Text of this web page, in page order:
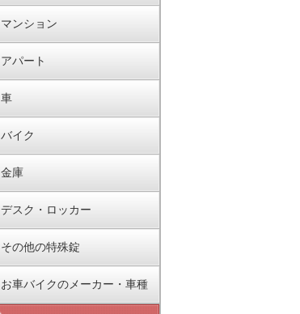
マンション
アパート
車
バイク
金庫
デスク・ロッカー
その他の特殊錠
お車バイクのメーカー・車種